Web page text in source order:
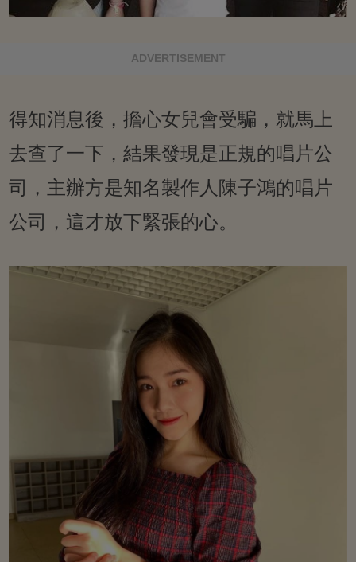
ADVERTISEMENT
得知消息後，擔心女兒會受騙，就馬上
去查了一下，結果發現是正規的唱片公
司，主辦方是知名製作人陳子鴻的唱片
公司，這才放下緊張的心。